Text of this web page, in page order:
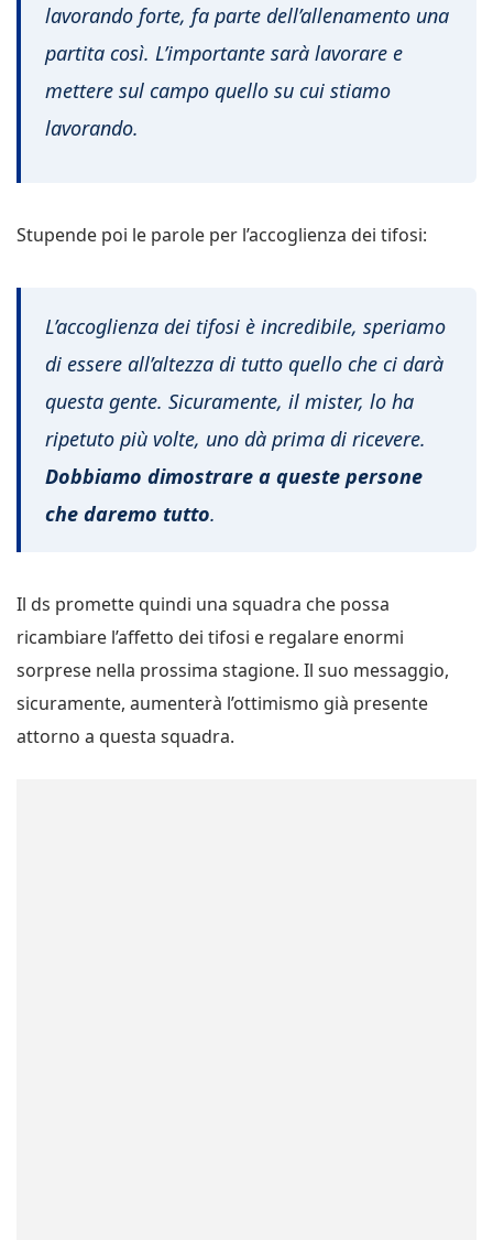
lavorando forte, fa parte dell’allenamento una
partita così. L’importante sarà lavorare e
mettere sul campo quello su cui stiamo
lavorando.
Stupende poi le parole per l’accoglienza dei tifosi:
L’accoglienza dei tifosi è incredibile, speriamo
di essere all’altezza di tutto quello che ci darà
questa gente. Sicuramente, il mister, lo ha
ripetuto più volte, uno dà prima di ricevere.
Dobbiamo dimostrare a queste persone
che daremo tutto.
Il ds promette quindi una squadra che possa
ricambiare l’affetto dei tifosi e regalare enormi
sorprese nella prossima stagione. Il suo messaggio,
sicuramente, aumenterà l’ottimismo già presente
attorno a questa squadra.